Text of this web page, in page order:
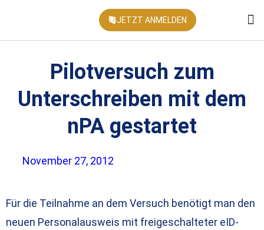
JETZT ANMELDEN
Pilotversuch zum
Unterschreiben mit dem
nPA gestartet
November 27, 2012
Für die Teilnahme an dem Versuch benötigt man den
neuen Personalausweis mit freigeschalteter eID-